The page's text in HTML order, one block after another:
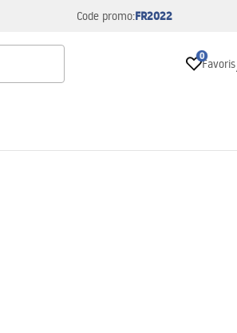
Code promo:FR2022
0
Favoris